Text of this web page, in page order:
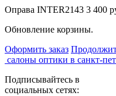
Оправа INTER2143 3 400
Обновление корзины.
Оформить заказ
салоны оптики в санкт-
Подписывайтесь в
социальных сетях: